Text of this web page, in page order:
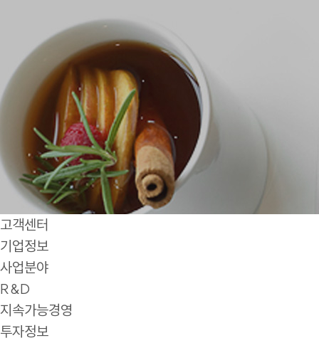
고객센터
기업정보
사업분야
R&D
지속가능경영
투자정보